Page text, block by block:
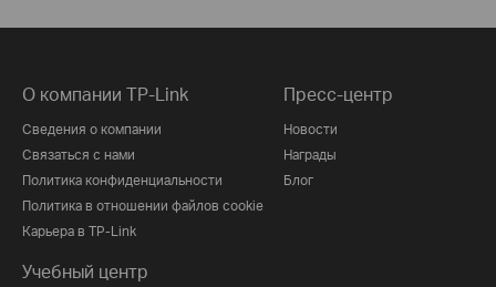
О компании TP-Link
Сведения о компании
Связаться с нами
Политика конфиденциальности
Политика в отношении файлов cookie
Карьера в TP-Link
Пресс-центр
Новости
Награды
Блог
Учебный центр